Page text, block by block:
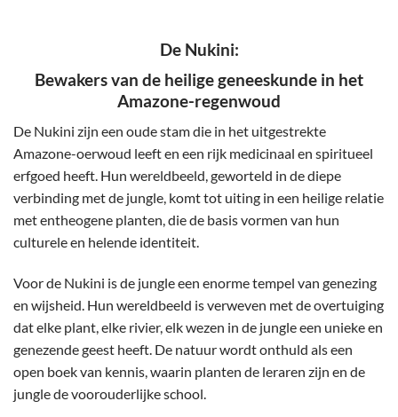
De Nukini:
Bewakers van de heilige geneeskunde in het
Amazone-regenwoud
De Nukini zijn een oude stam die in het uitgestrekte
Amazone-oerwoud leeft en een rijk medicinaal en spiritueel
erfgoed heeft. Hun wereldbeeld, geworteld in de diepe
verbinding met de jungle, komt tot uiting in een heilige relatie
met entheogene planten, die de basis vormen van hun
culturele en helende identiteit.
Voor de Nukini is de jungle een enorme tempel van genezing
en wijsheid. Hun wereldbeeld is verweven met de overtuiging
dat elke plant, elke rivier, elk wezen in de jungle een unieke en
genezende geest heeft. De natuur wordt onthuld als een
open boek van kennis, waarin planten de leraren zijn en de
jungle de voorouderlijke school.